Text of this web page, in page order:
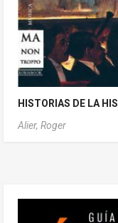
HISTORIAS DE LA
Alier, Roger